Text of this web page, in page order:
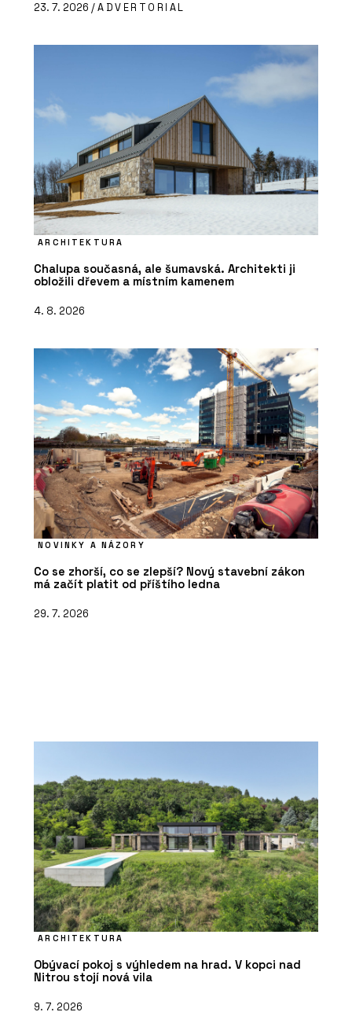
23. 7. 2026 /ADVERTORIAL
ARCHITEKTURA
Chalupa současná, ale šumavská. Architekti ji
obložili dřevem a místním kamenem
4. 8. 2026
NOVINKY A NÁZORY
Co se zhorší, co se zlepší? Nový stavební zákon
má začít platit od příštího ledna
29. 7. 2026
ARCHITEKTURA
Obývací pokoj s výhledem na hrad. V kopci nad
Nitrou stojí nová vila
9. 7. 2026